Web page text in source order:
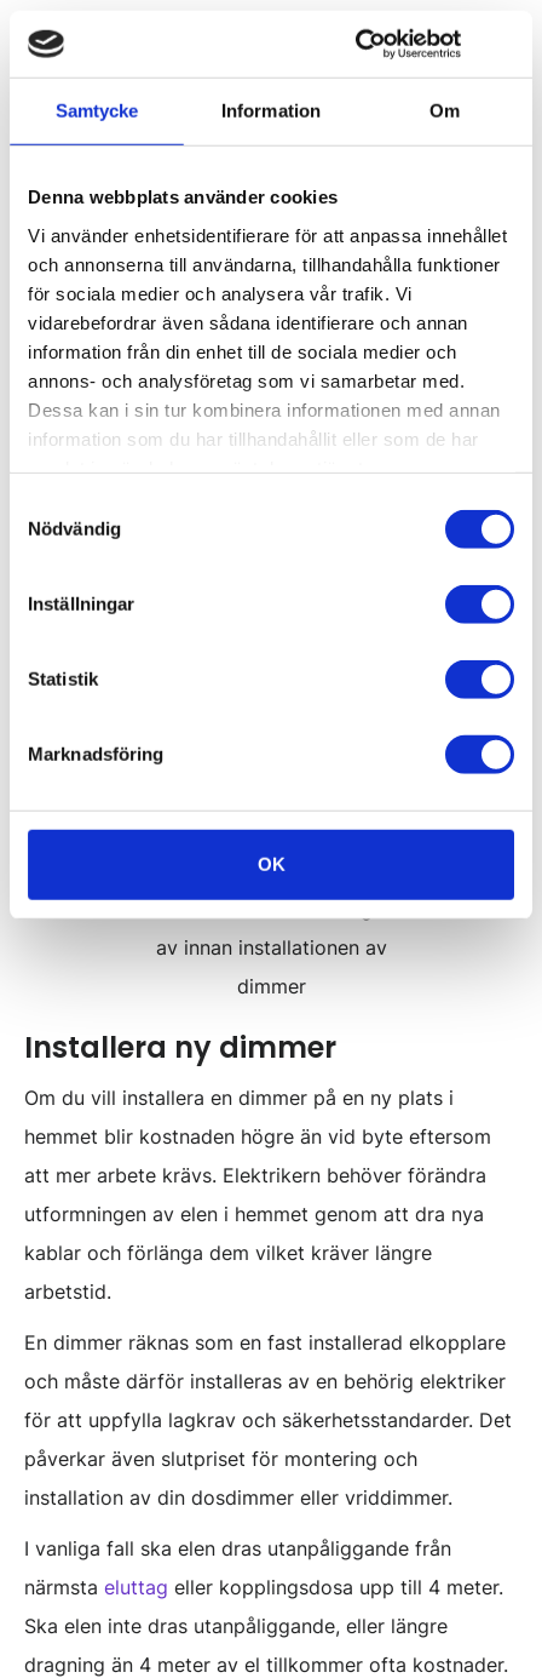
Samtycke Information Om
Denna webbplats använder cookies
Vi använder enhetsidentifierare för att anpassa innehållet
och annonserna till användarna, tillhandahålla funktioner
för sociala medier och analysera vår trafik. Vi
vidarebefordrar även sådana identifierare och annan
information från din enhet till de sociala medier och
annons- och analysföretag som vi samarbetar med.
Dessa kan i sin tur kombinera informationen med annan
information som du har tillhandahållit eller som de har
Nödvändig
Inställningar
Statistik
Marknadsföring
OK
Ska jag byta dimmer, flytta eller
installera en ny? ‍
Byta dimmer
hjälp av en elmontör är oftast billigare än att flytta
eller installera en helt ny dimmer eftersom el då
behöver dras fram till en ny plats i bostaden.
Att byta innebär att man ersätter en elprodukt i
hemmet till ett liknande alternativ som har samma
Anledningen till att det är billigare i samma
vilket kräver mindre tid och arbetskraft från
Se till att strömmen verkligen är
av innan installationen av
dimmer
Installera ny dimmer
Om du vill installera en dimmer på en ny plats i
hemmet blir kostnaden högre än vid byte eftersom
att mer arbete krävs. Elektrikern behöver förändra
utformningen av elen i hemmet genom att dra nya
kablar och förlänga dem vilket kräver längre
arbetstid.
En dimmer räknas som en fast installerad elkopplare
och måste därför installeras av en behörig elektriker
för att uppfylla lagkrav och säkerhetsstandarder. Det
påverkar även slutpriset för montering och
installation av din dosdimmer eller vriddimmer.
I vanliga fall ska elen dras utanpåliggande från
närmsta eluttag eller kopplingsdosa upp till 4 meter.
Ska elen inte dras utanpåliggande, eller längre
dragning än 4 meter av el tillkommer ofta kostnader.